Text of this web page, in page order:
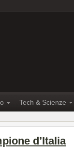
Tech & Scienze
d’Italia